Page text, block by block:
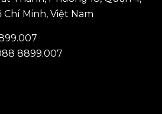
Minh, Việt Nam
8899.007